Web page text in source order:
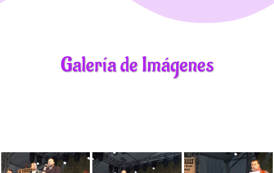
Galería de Imágenes